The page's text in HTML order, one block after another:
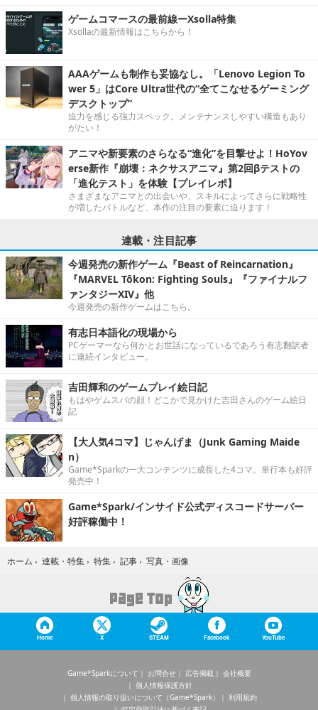
ゲームコマースの最前線ーXsolla特集
Xsollaの最新情報はこちらから！
AAAゲームも制作も妥協なし。「Lenovo Legion To
wer 5」はCore Ultra世代の“全てこなせるゲーミング
デスクトップ”
迫力を感じる強力スペック。メンテナンスしやすい構造もあり
がたい！
アニマや新要素のさらなる“進化”を目撃せよ！HoYov
erse新作『崩壊：ネクサスアニマ』第2回βテストの
「進化テスト」を体験【プレイレポ】
さまざまなアニマとの出会いや、スキルによってさらに戦略性
が増したバトルなど、本作の注目の要素に迫ります！
連載・注目記事
今週発売の新作ゲーム『Beast of Reincarnation』
『MARVEL Tōkon: Fighting Souls』『ファイナルフ
ァンタジーXIV』他
今週発売の新作ゲームはこちら。
有志日本語化の現場から
PCゲーマーなら何かとお世話になっているであろう有志翻訳者
に連続インタビュー。
吉田輝和のゲームプレイ絵日記
もはやゲムスパの顔！どこかで見かけた吉田さんのゲーム絵日
記
【大人気4コマ】じゃんげま（Junk Gaming Maide
n）
Game*Sparkの一大コンテンツに成長した4コマ。単行本も好評
発売中！
Game*Spark/インサイド公式ディスコードサーバー
好評稼働中！
ホーム › 連載・特集 › 特集 › 記事 › 写真・画像
Home X STEAM Facebook YouTube
Game*Sparkについて お問合せ 広告掲載
会社概要
個人情報保護方針
個人情報の取り扱いについて（Game*Spark）
利用規約